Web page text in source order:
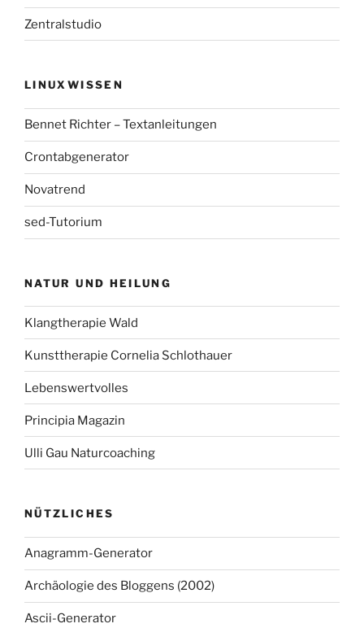
Zentralstudio
LINUXWISSEN
Bennet Richter – Textanleitungen
Crontabgenerator
Novatrend
sed-Tutorium
NATUR UND HEILUNG
Klangtherapie Wald
Kunsttherapie Cornelia Schlothauer
Lebenswertvolles
Principia Magazin
Ulli Gau Naturcoaching
NÜTZLICHES
Anagramm-Generator
Archäologie des Bloggens (2002)
Ascii-Generator